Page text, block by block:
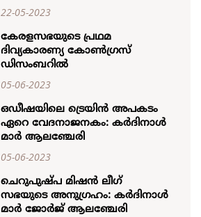
22-05-2023
കേരളസഭയുടെ പ്രഥമ
ദിവ്യകാരണ്യ കോൺഗ്രസ്
ഡിസംബറിൽ
05-06-2023
ഒഡീഷയിലെ ട്രെയിൻ അപകടം
ഏറെ വേദനാജനകം: കർദിനാൾ
മാർ ആലഞ്ചേരി
05-06-2023
ചെറുപുഷ്പ മിഷൻ ലീഗ്
സഭയുടെ അനുഗ്രഹം: കർദിനാൾ
മാർ ജോർജ് ആലഞ്ചേരി